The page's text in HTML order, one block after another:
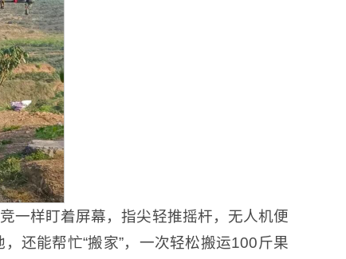
一样盯着屏幕，指尖轻推摇杆，无人机便
还能帮忙“搬家”，一次轻松搬运100斤果